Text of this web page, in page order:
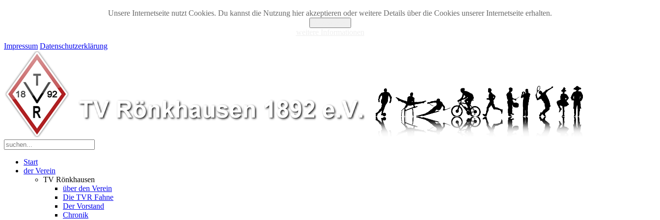
Unsere Internetseite nutzt Cookies. Du kannst die Nutzung hier akzeptieren oder weitere Details über die Cookies unserer Internetseite erhalten.
Impressum Datenschutzerklärung
Start
der Verein
TV Rönkhausen
über den Verein
Die TVR Fahne
Der Vorstand
Chronik